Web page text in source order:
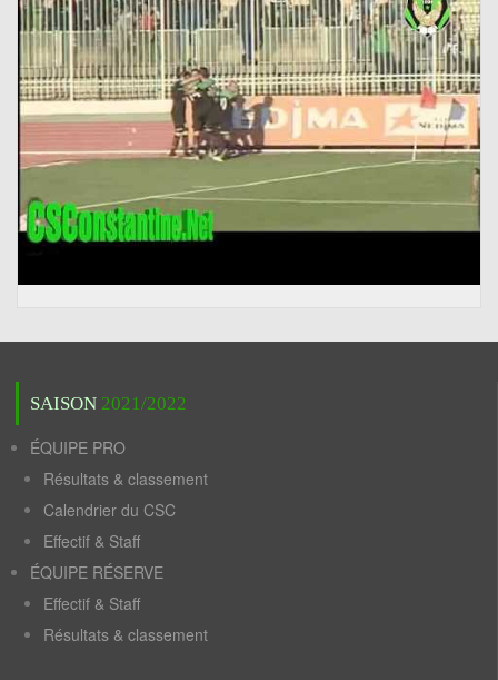
SAISON 2021/2022
ÉQUIPE PRO
Résultats & classement
Calendrier du CSC
Effectif & Staff
ÉQUIPE RÉSERVE
Effectif & Staff
Résultats & classement